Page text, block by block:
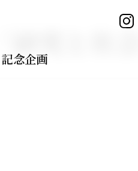
記念企画究と社